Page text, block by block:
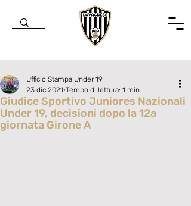
Giudice Sportivo Juniores Nazionali
Under 19, decisioni dopo la 12a
giornata Girone A
Ufficio Stampa Under 19
23 dic 2021 Tempo di lettura: 1 min